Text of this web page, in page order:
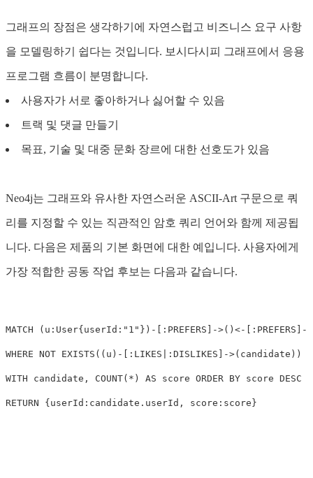
그래프의 장점은 생각하기에 자연스럽고 비즈니스 요구 사항
을 모델링하기 쉽다는 것입니다. 보시다시피 그래프에서 응용
프로그램 흐름이 분명합니다.
사용자가 서로 좋아하거나 싫어할 수 있음
트랙 및 댓글 만들기
목표, 기술 및 대중 문화 장르에 대한 선호도가 있음
Neo4j는 그래프와 유사한 자연스러운 ASCII-Art 구문으로 쿼
리를 지정할 수 있는 직관적인 암호 쿼리 언어와 함께 제공됩
니다. 다음은 제품의 기본 화면에 대한 예입니다. 사용자에게
가장 적합한 공동 작업 후보는 다음과 같습니다.
MATCH ( u : User{userId : " 1 " }) - [: PREFERS ] ->() <- [: PREFERS ] -
WHERE NOT EXISTS (( u ) - [: LIKES : DISLIKES ] ->( candidate ))
WITH candidate , COUNT( * ) AS score ORDER BY score DESC
RETURN {userId : candidate . userId , score : score}